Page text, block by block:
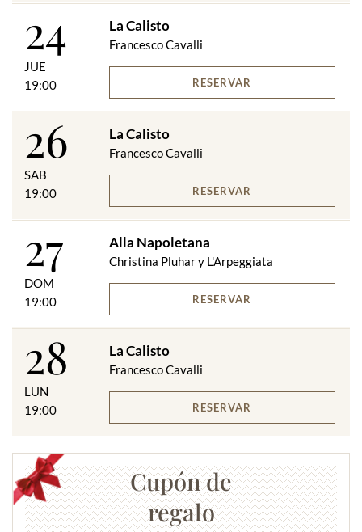
24
JUE
19:00
La Calisto
Francesco Cavalli
RESERVAR
26
SAB
19:00
La Calisto
Francesco Cavalli
RESERVAR
27
DOM
19:00
Alla Napoletana
Christina Pluhar y L'Arpeggiata
RESERVAR
28
LUN
19:00
La Calisto
Francesco Cavalli
RESERVAR
Cupón de
regalo